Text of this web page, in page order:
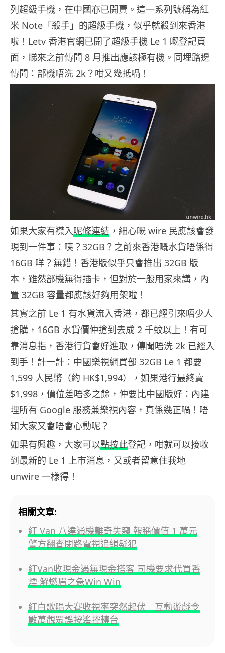
列超級手機，在中國亦已開賣。這一系列號稱為紅
米 Note「殺手」的超級手機，似乎就殺到來香港
啦！Letv 香港官網已開了超級手機 Le 1 嘅登記頁
面，睇來之前傳聞 8 月推出應該極有機。同埋路邊
傳聞：部機唔洗 2k？咁又幾抵喎！
如果大家有襟入呢條連結 ，細心嘅 wire 民應該會發
現到一件事：咦？32GB？之前來香港嘅水貨唔係得
16GB 咩？無錯！香港版似乎只會推出 32GB 版
本，雖然部機無得插卡，但對於一般用家來講，內
置 32GB 容量都應該好夠用架啦！
其實之前 Le 1 有水貨流入香港，都已經引來唔少人
搶購，16GB 水貨價仲搶到去成 2 千蚊以上！有可
靠消息指，香港行貨會好進取，傳聞唔洗 2k 已經入
到手！計一計：中國樂視網買部 32GB Le 1 都要
1,599 人民幣（約 HK$1,994），如果港行最終賣
$1,998，價位差唔多之餘，仲要比中國版好：內建
埋所有 Google 服務兼樂視內容，真係幾正喎！唔
知大家又會唔會心動呢？
如果有興趣，大家可以點按此登記，咁就可以接收
到最新的 Le 1 上市消息，又或者留意住我地
unwire 一樣得！
相關文章:
紅 Van 八達通機離奇失竊 報稱價值 1 萬元
警方翻查閉路電視追緝疑犯
紅Van收現金遇無現金搭客 司機要求代買香
煙 解燃眉之急Win Win
紅白歌唱大賽收視率突然起伏 互動遊戲令
數萬觀眾誤按遙控轉台